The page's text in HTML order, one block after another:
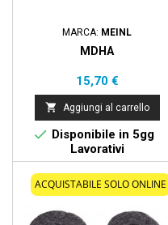
MARCA: MEINL
MDHA
Prezzo
15,70 €
 Aggiungi al carrello
 Disponibile in 5gg
Lavorativi
ACQUISTABILE SOLO ONLINE